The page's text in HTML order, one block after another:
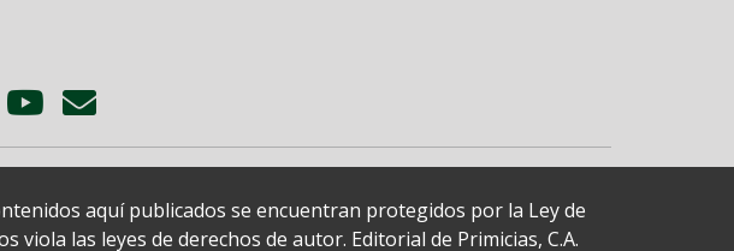
aquí publicados se encuentran protegidos por la Ley de
las leyes de derechos de autor. Editorial de Primicias, C.A.